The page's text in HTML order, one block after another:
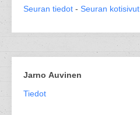
Seuran tiedot - Seuran kotisivut
Jarno Auvinen
Tiedot